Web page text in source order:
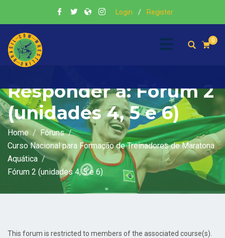
Login / Register
0
Responder a: Fórum 2
(unidades 4, 5 e 6)
Home
Fóruns
Curso Nacional para Formação de Treinadores de Maratona
Aquática
Fórum 2 (unidades 4, 5 e 6)
This forum is restricted to members of the associated course(s).